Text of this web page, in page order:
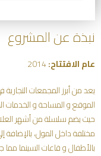
نبذة عن المشروع
عام الافتتاح:
يعد من أبرز المجمعات
الموقع و المساحة و الخدمات
حيث يضم سلسلة من أشهر
مختلفة داخل المول، بالإضافة
بالأطفال و قاعات السينما